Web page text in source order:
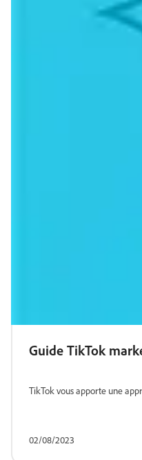
Guide TikTok
TikTok vous apporte une
02/08/2023